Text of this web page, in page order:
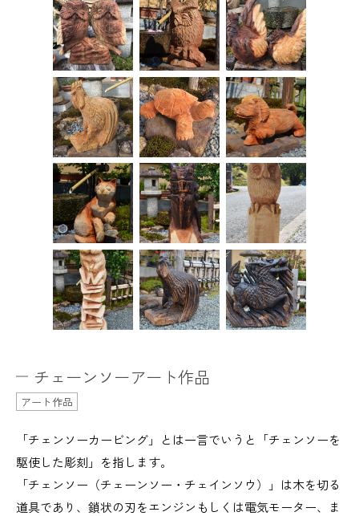
チェーンソーアート作品
アート作品
「チェンソーカービング」とは一言でいうと「チェンソーを
駆使した彫刻」を指します。
「チェンソー（チェーンソー・チェインソウ）」は木を切る
道具であり、鎖状の刃をエンジンもしくは電気モーター、ま